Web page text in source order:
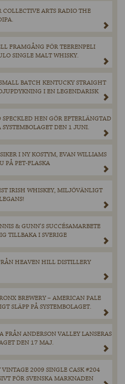
COLLECTIVE ARTS RADIO THE
FRAMGÅNG FÖR TEERENPELI
SINGLE MALT WHISKY.
BATCH KENTUCKY STRAIGHT
I EN LEGENDARISK
SPECKLED HEN GÖR EFTERLÄNGTAD
SYSTEMBOLAGET DEN 1 JUNI.
I NY KOSTYM, EVAN WILLIAMS
PÅ PET-FLASKA
IRISH WHISKEY, MILJÖVÄNLIGT
& GUNN’S SUCCÉSAMARBETE
TILLBAKA I SVERIGE
HEAVEN HILL DISTILLERY
BREWERY – AMERICAN PALE
SLÄPP PÅ SYSTEMBOLAGET.
FRÅN ANDERSON VALLEY LANSERAS
DEN 17 MAJ.
VINTAGE 2009 SINGLE CASK #204
FÖR SVENSKA MARKNADEN